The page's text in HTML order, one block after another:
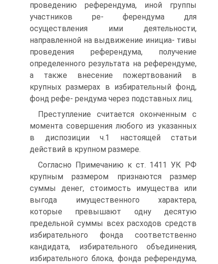
проведению референдума, иной группы
участников ре- ферендума для
осуществления ими деятельности,
направленной на выдвижение инициа- тивы
проведения референдума, получение
определенного результата на референдуме,
а также внесение пожертвований в
крупных размерах в избирательный фонд,
фонд рефе- рендума через подставных лиц.
Преступление считается оконченным с
момента совершения любого из указанных
в диспозиции ч.1 настоящей статьи
действий в крупном размере.
Согласно Примечанию к ст. 1411 УК РФ
крупным размером признаются размер
суммы денег, стоимость имущества или
выгода имущественного характера,
которые превышают одну десятую
предельной суммы всех расходов средств
избирательного фонда соответственно
кандидата, избирательного объединения,
избирательного блока, фонда референдума,